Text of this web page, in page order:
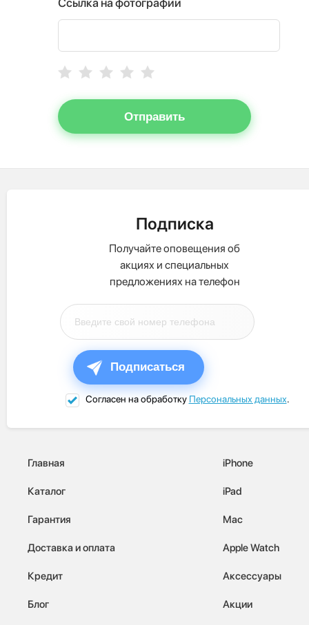
Отправить
Подписка
Получайте оповещения об
акциях и специальных
предложениях на телефон
Подписаться
Согласен на обработку Персональных данных.
Главная
Каталог
Гарантия
Доставка и оплата
Кредит
Блог
iPhone
iPad
Mac
Apple Watch
Аксессуары
Акции